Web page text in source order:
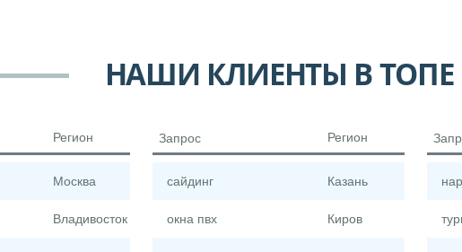
НАШИ КЛИЕНТЫ В ТОПЕ
Регион
Москва
Владивосток
Запрос Регион
сайдинг Казань
окна пвх Киров